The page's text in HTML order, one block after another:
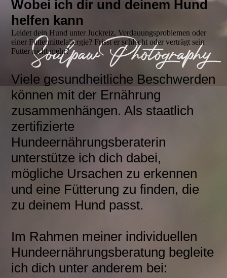
Wobei ich dir und deinem Hund
helfen kann
Leidet dein Hund unter Juckreiz, Verdauungsproblemen oder
einer Futtermittelallergie? Frisst er schlecht oder verträgt sein
Futter nicht mehr?
Viele gesundheitliche Beschwerden
können mit der Ernährung
zusammenhängen. Als staatlich
zertifizierte
Hundeernährungsberaterin
unterstütze ich dich dabei,
mögliche Ursachen zu erkennen
und eine Fütterung zu finden, die
zu deinem Hund passt.
Im Rahmen meiner individuellen
Hundeernährungsberatung begleite
ich dich unter anderem bei: